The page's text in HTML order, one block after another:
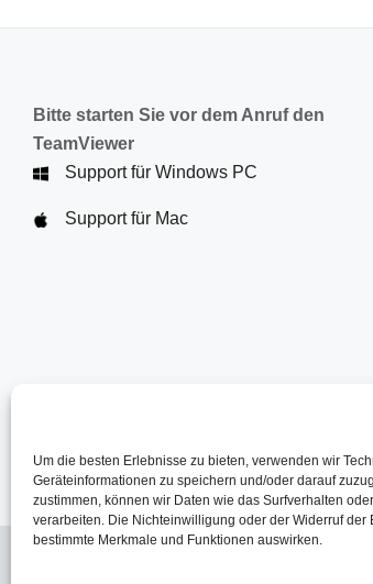
Um die besten Erlebnisse zu bieten, verwenden wir
Geräteinformationen zu speichern und/oder darauf
zustimmen, können wir Daten wie das Surfverhalten
verarbeiten. Die Nichteinwilligung oder der Widerruf
bestimmte Merkmale und Funktionen auswirken.
Bitte starten Sie vor dem Anruf den
TeamViewer
Support für Windows PC
Support für Mac